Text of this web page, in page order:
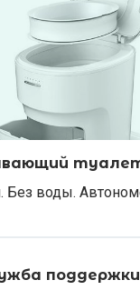
Без воды.